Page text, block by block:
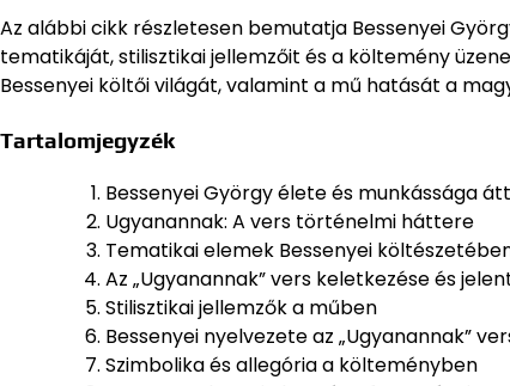
Az alábbi cikk részletesen bemutatja Bessenyei
tematikáját, stilisztikai jellemzőit és a költemény
Bessenyei költői világát, valamint a mű hatását a
Tartalomjegyzék
Bessenyei György élete és munkássága
Ugyanannak: A vers történelmi háttere
Tematikai elemek Bessenyei
Az „Ugyanannak” vers keletkezése és
Stilisztikai jellemzők a műben
Bessenyei nyelvezete az „Ugyanannak”
Szimbolika és allegória a költeményben